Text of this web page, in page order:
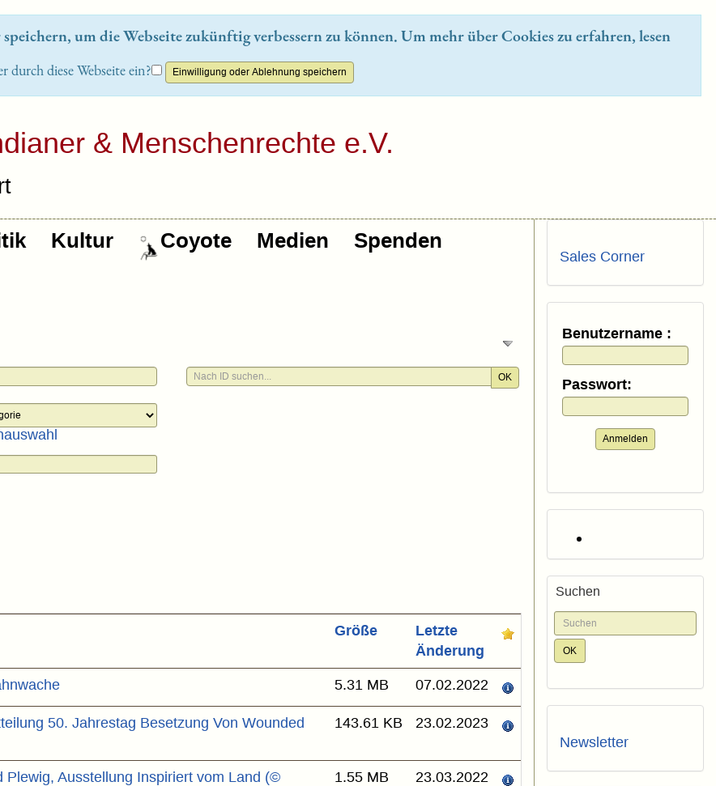
um die Webseite zukünftig verbessern zu können. Um mehr über Cookies zu erfahren, lesen
diese Webseite ein?
& Menschenrechte e.V.
Kultur Coyote Medien Spenden
OK
Größe
Letzte
Änderung
5.31 MB 07.02.2022
50. Jahrestag Besetzung Von Wounded
143.61 KB 23.02.2023
Plewig, Ausstellung Inspiriert vom Land (©
1.55 MB 23.03.2022
Sales Corner
Benutzername :
Passwort:
Anmelden
Suchen
Newsletter